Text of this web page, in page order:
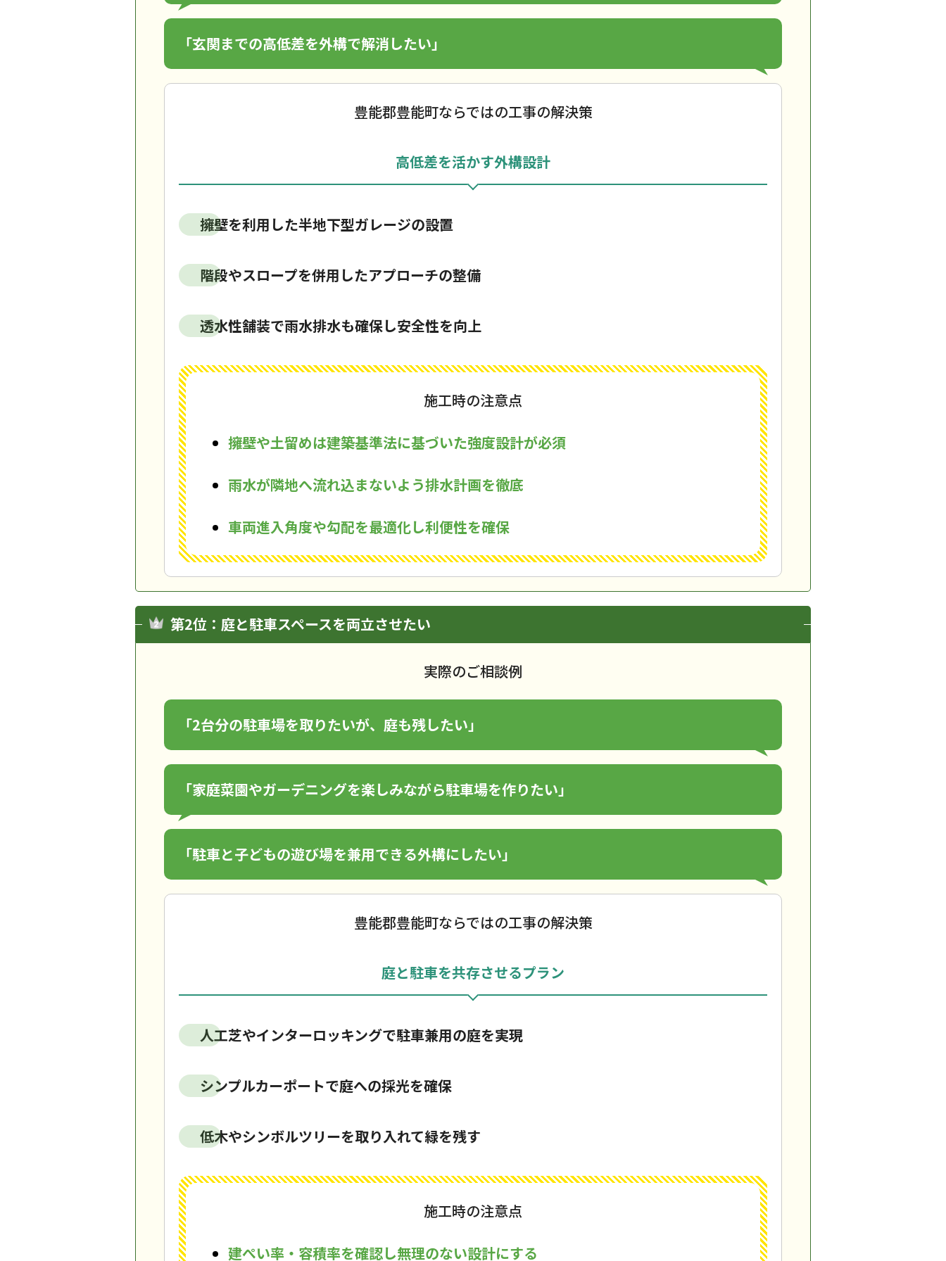
「玄関までの高低差を外構で解消したい」
豊能郡豊能町ならではの工事の解決策
高低差を活かす外構設計
擁壁を利用した半地下型ガレージの設置
階段やスロープを併用したアプローチの整備
透水性舗装で雨水排水も確保し安全性を向上
施工時の注意点
擁壁や土留めは建築基準法に基づいた強度設計が必須
雨水が隣地へ流れ込まないよう排水計画を徹底
車両進入角度や勾配を最適化し利便性を確保
第2位：庭と駐車スペースを両立させたい
実際のご相談例
「2台分の駐車場を取りたいが、庭も残したい」
「家庭菜園やガーデニングを楽しみながら駐車場を作りたい」
「駐車と子どもの遊び場を兼用できる外構にしたい」
豊能郡豊能町ならではの工事の解決策
庭と駐車を共存させるプラン
人工芝やインターロッキングで駐車兼用の庭を実現
シンプルカーポートで庭への採光を確保
低木やシンボルツリーを取り入れて緑を残す
施工時の注意点
建ぺい率・容積率を確認し無理のない設計にする